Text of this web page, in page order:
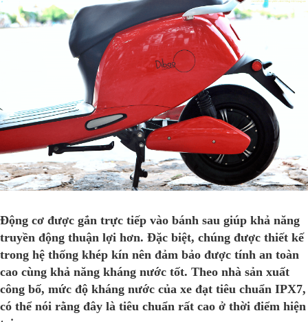
Động cơ được gắn trực tiếp vào bánh sau giúp khả năng
truyền động thuận lợi hơn. Đặc biệt, chúng được thiết kế
trong hệ thống khép kín nên đảm bảo được tính an toàn
cao cùng khả năng kháng nước tốt. Theo nhà sản xuất
công bố, mức độ kháng nước của xe đạt tiêu chuẩn IPX7,
có thể nói rằng đây là tiêu chuẩn rất cao ở thời điểm hiện